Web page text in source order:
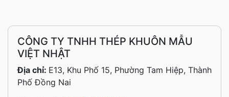
CÔNG TY TNHH THÉP KHUÔN MẪU
VIỆT NHẬT
Địa chỉ: E13, Khu Phố 15, Phường Tam Hiệp, Thành
Phố Đồng Nai